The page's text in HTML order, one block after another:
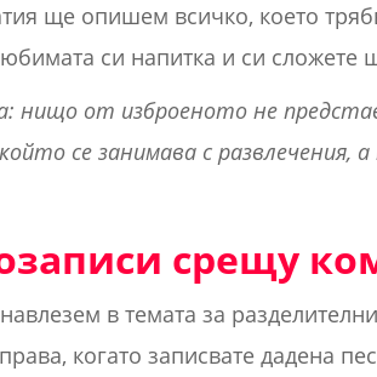
ще опишем всичко, което
си напитка и си сложете
нищо от изброеното не
се занимава с развлечения,
срещу
в темата за
когато записвате дадена